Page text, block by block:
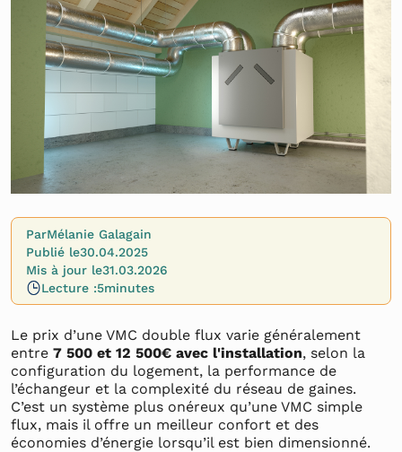
ParMélanie Galagain
Publié le30.04.2025
Mis à jour le31.03.2026
Lecture :5minutes
Le prix d’une VMC double flux varie généralement
entre 7 500 et 12 500€ avec l'installation, selon la
configuration du logement, la performance de
l’échangeur et la complexité du réseau de gaines.
C’est un système plus onéreux qu’une VMC simple
flux, mais il offre un meilleur confort et des
économies d’énergie lorsqu’il est bien dimensionné.